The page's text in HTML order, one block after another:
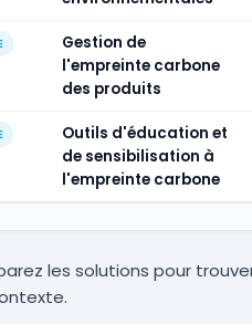
Gestion de
l'empreinte carbone
des produits
Outils d'éducation et
de sensibilisation à
l'empreinte carbone
les solutions pour